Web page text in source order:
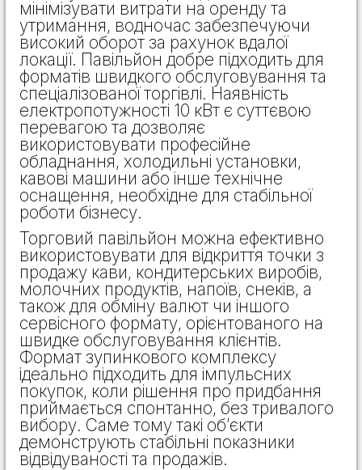
мінімізувати витрати на оренду та
утримання, водночас забезпечуючи
високий оборот за рахунок вдалої
локації. Павільйон добре підходить для
форматів швидкого обслуговування та
спеціалізованої торгівлі. Наявність
електропотужності 10 кВт є суттєвою
перевагою та дозволяє
використовувати професійне
обладнання, холодильні установки,
кавові машини або інше технічне
оснащення, необхідне для стабільної
роботи бізнесу.
Торговий павільйон можна ефективно
використовувати для відкриття точки з
продажу кави, кондитерських виробів,
молочних продуктів, напоїв, снеків, а
також для обміну валют чи іншого
сервісного формату, орієнтованого на
швидке обслуговування клієнтів.
Формат зупинкового комплексу
ідеально підходить для імпульсних
покупок, коли рішення про придбання
приймається спонтанно, без тривалого
вибору. Саме тому такі об’єкти
демонструють стабільні показники
відвідуваності та продажів.